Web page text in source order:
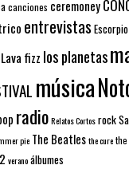
canciones ceremoney
entrevistas Escorpio
Lava fizz los planetas
música
radioRelatos Cortosrock
pie The Beatlesthe cure
veranoálbumes